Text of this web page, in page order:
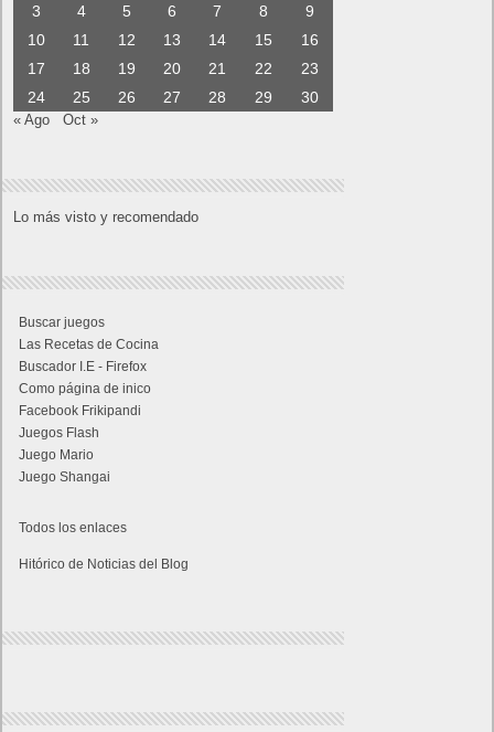
3
4 5 6 7 8
9
10
11 12 13 14 15
16
17
18 19 20 21 22
23
24
25 26 27 28 29 30
« Ago Oct »
Lo más visto y recomendado
Buscar juegos
Las Recetas de Cocina
Buscador I.E - Firefox
Como página de inico
Facebook Frikipandi
Juegos Flash
Juego Mario
Juego Shangai
Todos los enlaces
Hitórico de Noticias del Blog